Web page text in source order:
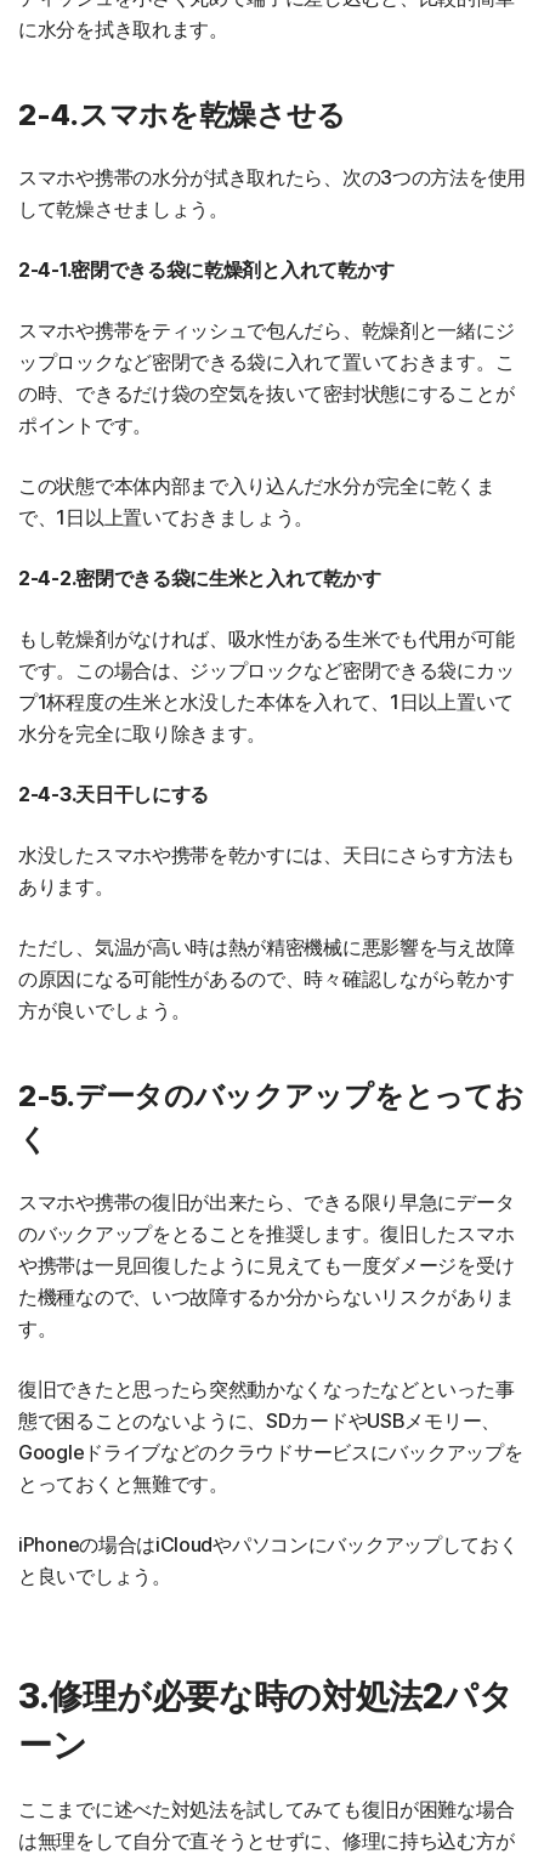
に水分を拭き取れます。
2-4.スマホを乾燥させる
スマホや携帯の水分が拭き取れたら、次の3つの方法を使用
して乾燥させましょう。
2-4-1.密閉できる袋に乾燥剤と入れて乾かす
スマホや携帯をティッシュで包んだら、乾燥剤と一緒にジ
ップロックなど密閉できる袋に入れて置いておきます。こ
の時、できるだけ袋の空気を抜いて密封状態にすることが
ポイントです。
この状態で本体内部まで入り込んだ水分が完全に乾くま
で、1日以上置いておきましょう。
2-4-2.密閉できる袋に生米と入れて乾かす
もし乾燥剤がなければ、吸水性がある生米でも代用が可能
です。この場合は、ジップロックなど密閉できる袋にカッ
プ1杯程度の生米と水没した本体を入れて、1日以上置いて
水分を完全に取り除きます。
2-4-3.天日干しにする
水没したスマホや携帯を乾かすには、天日にさらす方法も
あります。
ただし、気温が高い時は熱が精密機械に悪影響を与え故障
の原因になる可能性があるので、時々確認しながら乾かす
方が良いでしょう。
2-5.データのバックアップをとってお
く
スマホや携帯の復旧が出来たら、できる限り早急にデータ
のバックアップをとることを推奨します。復旧したスマホ
や携帯は一見回復したように見えても一度ダメージを受け
た機種なので、いつ故障するか分からないリスクがありま
す。
復旧できたと思ったら突然動かなくなったなどといった事
態で困ることのないように、SDカードやUSBメモリー、
Googleドライブなどのクラウドサービスにバックアップを
とっておくと無難です。
iPhoneの場合はiCloudやパソコンにバックアップしておく
と良いでしょう。
3.修理が必要な時の対処法2パタ
ーン
ここまでに述べた対処法を試してみても復旧が困難な場合
は無理をして自分で直そうとせずに、修理に持ち込む方が